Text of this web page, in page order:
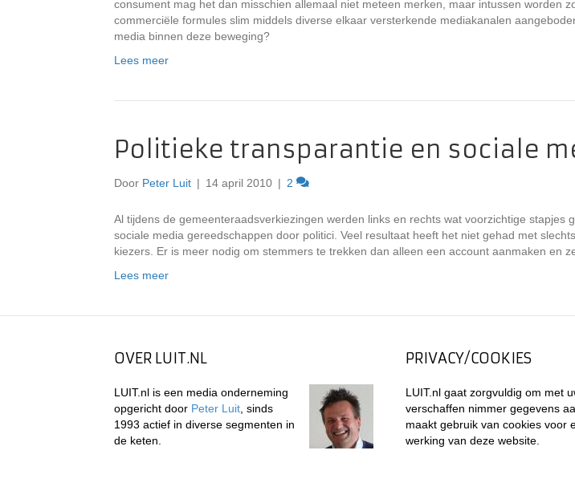
consument mag het dan misschien allemaal niet meteen merken, maar intussen worden
commerciële formules slim middels diverse elkaar versterkende mediakanalen
media binnen deze beweging?
Lees meer
Politieke transparantie en sociale
Door Peter Luit | 14 april 2010 | 2
Al tijdens de gemeenteraadsverkiezingen werden links en rechts wat voorzichtige stapjes
sociale media gereedschappen door politici. Veel resultaat heeft het niet gehad met
kiezers. Er is meer nodig om stemmers te trekken dan alleen een account aanmaken en
Lees meer
OVER LUIT.NL
LUIT.nl is een media onderneming
opgericht door Peter Luit , sinds
1993 actief in diverse segmenten in
de keten.
PRIVACY/COOKIES
LUIT.nl gaat zorgvuldig om met
verschaffen nimmer gegevens
maakt gebruik van cookies voor
werking van deze website.